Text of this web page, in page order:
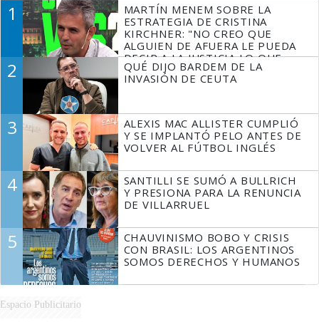
1
MARTÍN MENEM SOBRE LA
ESTRATEGIA DE CRISTINA
KIRCHNER: "NO CREO QUE
ALGUIEN DE AFUERA LE PUEDA
DECIR A LA JUSTICIA LO QUE
TIENE QUE HACER"
2
QUÉ DIJO BARDEM DE LA
INVASIÓN DE CEUTA
3
ALEXIS MAC ALLISTER CUMPLIÓ
Y SE IMPLANTÓ PELO ANTES DE
VOLVER AL FÚTBOL INGLÉS
4
SANTILLI SE SUMÓ A BULLRICH
Y PRESIONA PARA LA RENUNCIA
DE VILLARRUEL
5
CHAUVINISMO BOBO Y CRISIS
CON BRASIL: LOS ARGENTINOS
SOMOS DERECHOS Y HUMANOS
Espacio Publicitario